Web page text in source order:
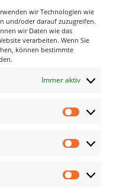
wir Technologien wie
und/oder darauf zuzugreifen.
wir Daten wie das
verarbeiten. Wenn Sie
können bestimmte
Immer aktiv
Informationen.